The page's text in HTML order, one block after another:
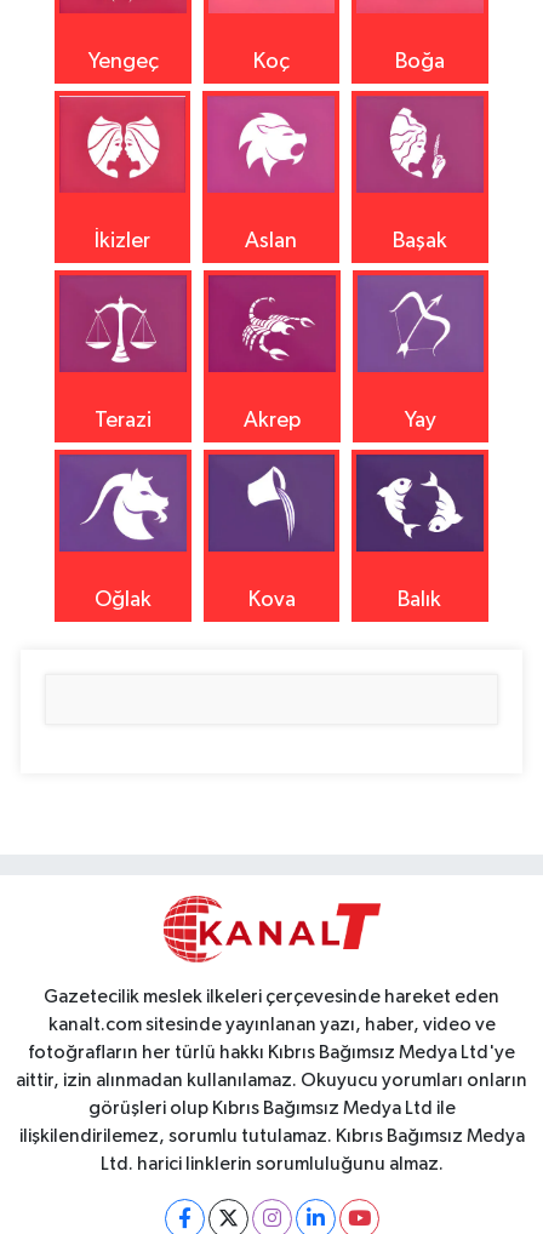
Yengeç Koç Boğa
İkizler Aslan Başak
Terazi Akrep Yay
Oğlak Kova Balık
Gazetecilik meslek ilkeleri çerçevesinde hareket eden
kanalt.com sitesinde yayınlanan yazı, haber, video ve
fotoğrafların her türlü hakkı Kıbrıs Bağımsız Medya Ltd'ye
aittir, izin alınmadan kullanılamaz. Okuyucu yorumları onların
görüşleri olup Kıbrıs Bağımsız Medya Ltd ile
ilişkilendirilemez, sorumlu tutulamaz. Kıbrıs Bağımsız Medya
Ltd. harici linklerin sorumluluğunu almaz.